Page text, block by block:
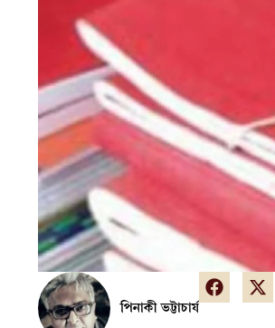
পিনাকী ভট্টাচার্য